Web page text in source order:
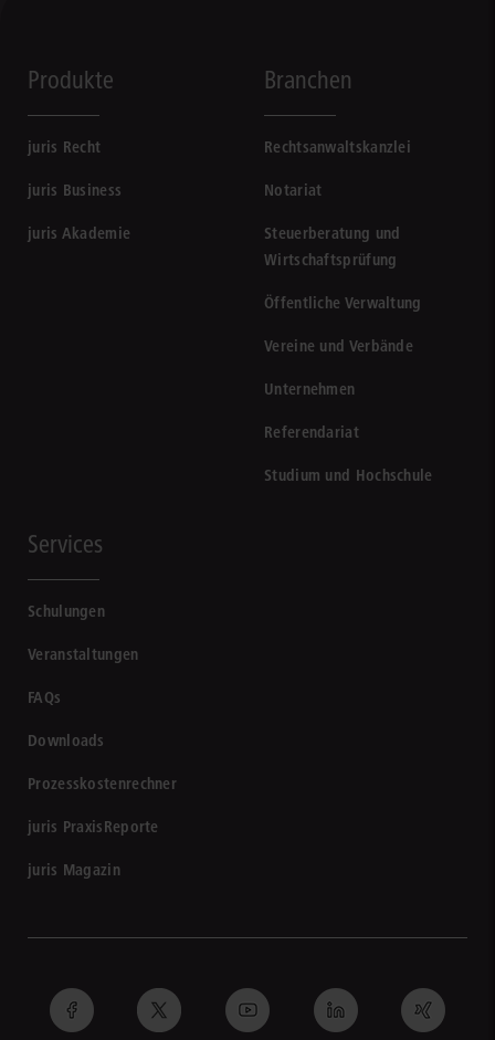
Produkte
juris Recht
juris Business
juris Akademie
Branchen
Rechtsanwaltskanzlei
Notariat
Steuerberatung und
Wirtschaftsprüfung
Öffentliche Verwaltung
Vereine und Verbände
Unternehmen
Referendariat
Studium und Hochschule
Services
Schulungen
Veranstaltungen
FAQs
Downloads
Prozesskostenrechner
juris PraxisReporte
juris Magazin